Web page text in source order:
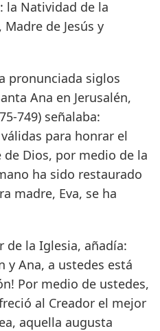
la Natividad de la
de Jesús y
pronunciada siglos
Ana en Jerusalén,
749) señalaba:
para honrar el
Dios, por medio de la
ha sido restaurado
madre, Eva, se ha
de la Iglesia, añadía:
y Ana, a ustedes está
Por medio de ustedes,
al Creador el mejor
aquella augusta